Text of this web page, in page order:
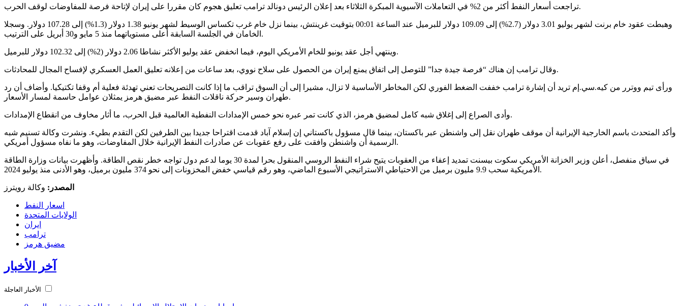
تراجعت أسعار النفط أكثر من 2% في التعاملات الآسيوية المبكرة الثلاثاء بعد إعلان الرئيس دونالد ترامب تعليق هجوم كان مقررا على إيران لإتاحة فرصة للمفاوضات لوقف الحرب.
وهبطت عقود خام برنت لشهر يوليو 3.01 دولار (2.7%) إلى 109.09 دولار للبرميل عند الساعة 00:01 بتوقيت غرينتش، بينما نزل خام غرب تكساس الوسيط لشهر يونيو 1.38 دولار (1.3%) إلى 107.28 دولار. وسجلا
الخامان في الجلسة السابقة أعلى مستوياتهما منذ 5 مايو و30 أبريل على الترتيب.
وينتهي أجل عقد يونيو للخام الأمريكي اليوم، فيما انخفض عقد يوليو الأكثر نشاطا 2.06 دولار (2%) إلى 102.32 دولار للبرميل.
وقال ترامب إن هناك “فرصة جيدة جدا” للتوصل إلى اتفاق يمنع إيران من الحصول على سلاح نووي، بعد ساعات من إعلانه تعليق العمل العسكري لإفساح المجال للمحادثات.
ورأى تيم ووترر من كيه.سي.إم تريد أن إشارة ترامب خففت الضغط الفوري لكن المخاطر الأساسية لا تزال، مشيرا إلى أن السوق تراقب ما إذا كانت التصريحات تعني تهدئة فعلية أم وقفا تكتيكيا. وأضاف أن رد
طهران وسير حركة ناقلات النفط عبر مضيق هرمز يمثلان عوامل حاسمة لمسار الأسعار.
وأدى الصراع إلى إغلاق شبه كامل لمضيق هرمز، الذي كانت تمر عبره نحو خمس الإمدادات النفطية العالمية قبل الحرب، ما أثار مخاوف من انقطاع الإمدادات.
وأكد المتحدث باسم الخارجية الإيرانية أن موقف طهران نقل إلى واشنطن عبر باكستان، بينما قال مسؤول باكستاني إن إسلام آباد قدمت اقتراحا جديدا بين الطرفين لكن التقدم بطيء. ونشرت وكالة تسنيم شبه
الرسمية أن واشنطن وافقت على رفع عقوبات عن صادرات النفط الإيرانية خلال المفاوضات، وهو ما نفاه مسؤول أمريكي.
في سياق منفصل، أعلن وزير الخزانة الأمريكي سكوت بيسنت تمديد إعفاء من العقوبات يتيح شراء النفط الروسي المنقول بحرا لمدة 30 يوما لدعم دول تواجه خطر نقص الطاقة. وأظهرت بيانات وزارة الطاقة
الأمريكية سحب 9.9 مليون برميل من الاحتياطي الاستراتيجي الأسبوع الماضي، وهو رقم قياسي خفض المخزونات إلى نحو 374 مليون برميل، وهو الأدنى منذ يوليو 2024.
المصدر: وكالة رويترز
اسعار النفط
الولايات المتحدة
ايران
ترامب
مضيق هرمز
آخر الأخبار
الأخبار العاجلة